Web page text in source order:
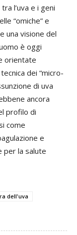
l’uva e i geni
“omiche” e
una visione del
è oggi
orientate
dei “micro-
di uva
ancora
profilo di
come
e
per la salute
dell'uva